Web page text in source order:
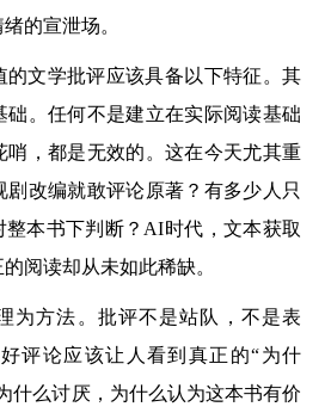
的宣泄场。
的文学批评应该具备以下特征。其
础。任何不是建立在实际阅读基础
哨，都是无效的。这在今天尤其重
改编就敢评论原著？有多少人只
整本书下判断？AI时代，文本获取
阅读却从未如此稀缺。
为方法。批评不是站队，不是表
评论应该让人看到真正的“为什
么讨厌，为什么认为这本书有价